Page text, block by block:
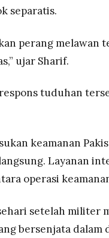
separatis.
perang melawan
ujar Sharif.
tuduhan
keamanan
Layanan
operasi
setelah militer
bersenjata dalam